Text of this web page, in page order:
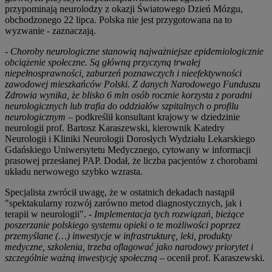
przypominają neurolodzy z okazji Światowego Dzień Mózgu,
obchodzonego 22 lipca. Polska nie jest przygotowana na to
wyzwanie - zaznaczają.
- Choroby neurologiczne stanowią najważniejsze epidemiologicznie
obciążenie społeczne. Są główną przyczyną trwałej
niepełnosprawności, zaburzeń poznawczych i nieefektywności
zawodowej mieszkańców Polski. Z danych Narodowego Funduszu
Zdrowia wynika, że blisko 6 mln osób rocznie korzysta z poradni
neurologicznych lub trafia do oddziałów szpitalnych o profilu
neurologicznym – podkreślił konsultant krajowy w dziedzinie
neurologii prof. Bartosz Karaszewski, kierownik Katedry
Neurologii i Kliniki Neurologii Dorosłych Wydziału Lekarskiego
Gdańskiego Uniwersytetu Medycznego, cytowany w informacji
prasowej przesłanej PAP. Dodał, że liczba pacjentów z chorobami
układu nerwowego szybko wzrasta.
Specjalista zwrócił uwagę, że w ostatnich dekadach nastąpił
"spektakularny rozwój zarówno metod diagnostycznych, jak i
terapii w neurologii". - Implementacja tych rozwiązań, bieżące
poszerzanie polskiego systemu opieki o te możliwości poprzez
przemyślane (…) inwestycje w infrastrukturę, leki, produkty
medyczne, szkolenia, trzeba oflagować jako narodowy priorytet i
szczególnie ważną inwestycję społeczną – ocenił prof. Karaszewski.